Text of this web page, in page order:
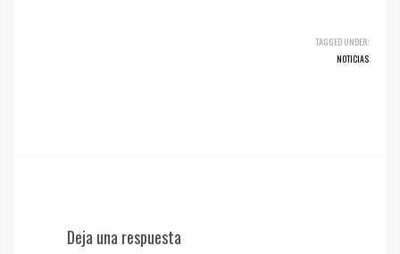
TAGGED UNDER:
NOTICIAS
Deja una respuesta